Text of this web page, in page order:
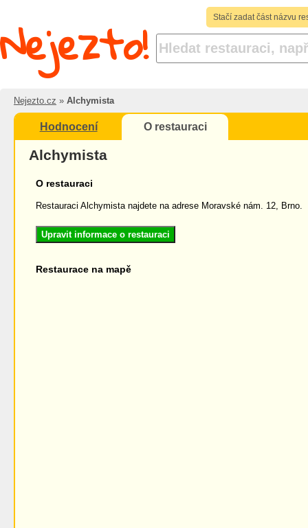
Stačí zadat část názvu
Nejezto!
Nejezto.cz » Alchymista
Hodnocení O restauraci
Alchymista
O restauraci
Restauraci Alchymista najdete na adrese Moravské nám. 12, Brno.
Upravit informace o restauraci
Restaurace na mapě